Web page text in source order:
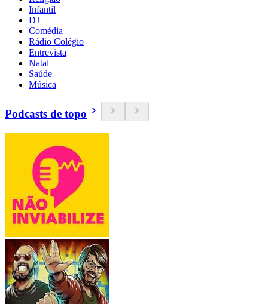
Infantil
DJ
Comédia
Rádio Colégio
Entrevista
Natal
Saúde
Música
Podcasts de topo